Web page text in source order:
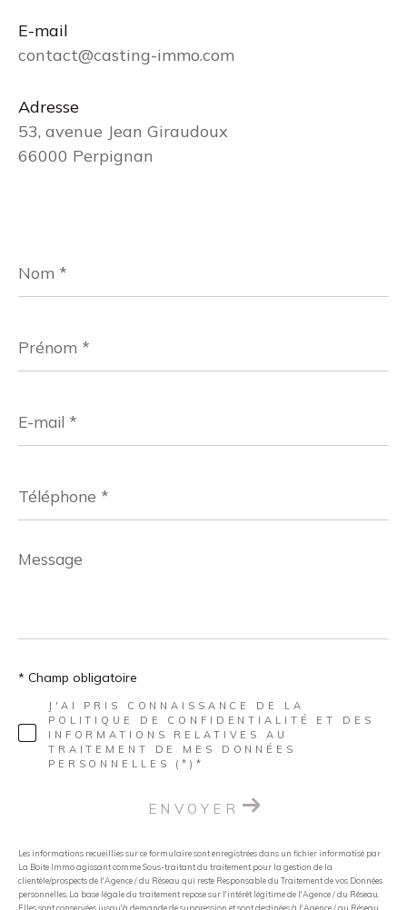
E-mail
contact@casting-immo.com
Adresse
53, avenue Jean Giraudoux
66000 Perpignan
*
*
mail
*
*
Message
*
J'AI PRIS CONNAISSANCE DE LA
POLITIQUE DE CONFIDENTIALITÉ ET DES
INFORMATIONS RELATIVES AU
TRAITEMENT DE MES DONNÉES
PERSONNELLES (*)*
* Champ obligatoire
ENVOYER
Les informations recueillies sur ce formulaire sont enregistrées dans un fichier informatisé par
La Boite Immo agissant comme Sous-traitant du traitement pour la gestion de la
clientèle/prospects de l'Agence / du Réseau qui reste Responsable du Traitement de vos Données
personnelles. La base légale du traitement repose sur l'intérêt légitime de l'Agence / du Réseau.
Elles sont conservées jusqu'à demande de suppression et sont destinées à l'Agence / au Réseau.